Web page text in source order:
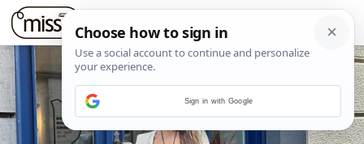
Sign in with Google